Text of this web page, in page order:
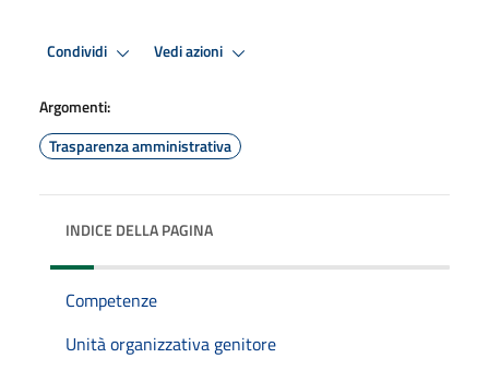
Condividi Vedi azioni
Argomenti:
Trasparenza amministrativa
INDICE DELLA PAGINA
Competenze
Unità organizzativa genitore